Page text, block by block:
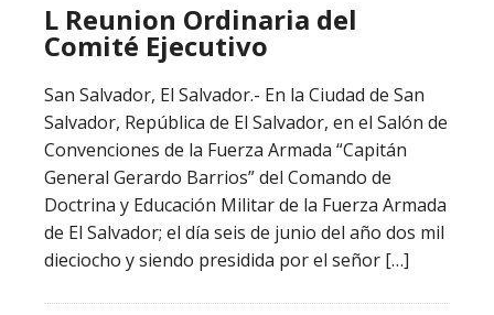
L Reunion Ordinaria del
Comité Ejecutivo
San Salvador, El Salvador.- En la Ciudad de San
Salvador, República de El Salvador, en el Salón de
Convenciones de la Fuerza Armada “Capitán
General Gerardo Barrios” del Comando de
Doctrina y Educación Militar de la Fuerza Armada
de El Salvador; el día seis de junio del año dos mil
dieciocho y siendo presidida por el señor […]